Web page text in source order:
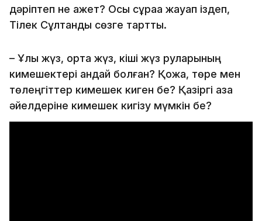
дәріптеп не қажет? Осы сұраққа жауап іздеп,
Тілек Сұлтанды сөзге тарттық.
– Ұлы жүз, орта жүз, кіші жүз руларының
кимешектері қандай болған? Қожа, төре мен
төлеңгіттер кимешек киген бе? Қазіргі қазақ
әйелдеріне кимешек кигізу мүмкін бе?